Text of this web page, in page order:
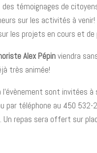
témoignages de
sur les activités à
les projets en cours et
Alex Pépinviendra
très animée!
sont invitées à
par téléphone au 450
repas sera offert sur